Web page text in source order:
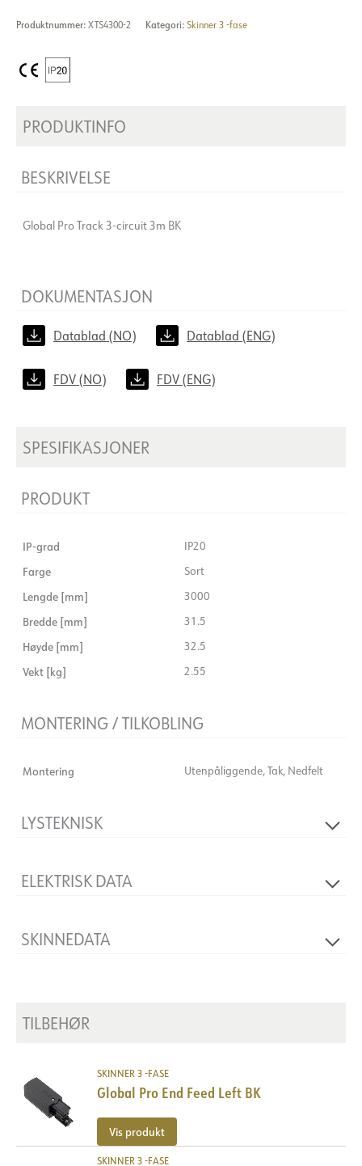
Produktnummer: XTS4300-2 Kategori: Skinner 3 -fase
PRODUKTINFO
BESKRIVELSE
Global Pro Track 3-circuit 3m BK
DOKUMENTASJON
Datablad (NO) Datablad (ENG)
FDV (NO) FDV (ENG)
SPESIFIKASJONER
PRODUKT
IP-grad IP20
Farge Sort
Lengde [mm] 3000
Bredde [mm] 31.5
Høyde [mm] 32.5
Vekt [kg] 2.55
MONTERING / TILKOBLING
Montering Utenpåliggende, Tak, Nedfelt
LYSTEKNISK
ELEKTRISK DATA
SKINNEDATA
TILBEHØR
SKINNER 3 -FASE
Global Pro End Feed Left BK
Vis produkt
SKINNER 3 -FASE